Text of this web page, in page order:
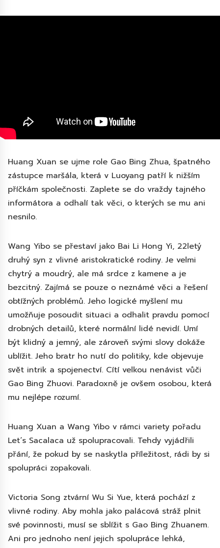
Huang Xuan se ujme role Gao Bing Zhua, špatného
zástupce maršála, která v Luoyang patří k nižším
příčkám společnosti. Zaplete se do vraždy tajného
informátora a odhalí tak věci, o kterých se mu ani
nesnilo.
Wang Yibo se přestaví jako Bai Li Hong Yi, 22letý
druhý syn z vlivné aristokratické rodiny. Je velmi
chytrý a moudrý, ale má srdce z kamene a je
bezcitný. Zajímá se pouze o neznámé věci a řešení
obtížných problémů. Jeho logické myšlení mu
umožňuje posoudit situaci a odhalit pravdu pomocí
drobných detailů, které normální lidé nevidí. Umí
být klidný a jemný, ale zároveň svými slovy dokáže
ublížit. Jeho bratr ho nutí do politiky, kde objevuje
svět intrik a spojenectví. Cítí velkou nenávist vůči
Gao Bing Zhuovi. Paradoxně je ovšem osobou, která
mu nejlépe rozumí.
Huang Xuan a Wang Yibo v rámci variety pořadu
Let´s Sacalaca už spolupracovali. Tehdy vyjádřili
přání, že pokud by se naskytla příležitost, rádi by si
spolupráci zopakovali.
Victoria Song ztvární Wu Si Yue, která pochází z
vlivné rodiny. Aby mohla jako palácová stráž plnit
své povinnosti, musí se sblížit s Gao Bing Zhuanem.
Ani pro jednoho není jejich spolupráce lehká,